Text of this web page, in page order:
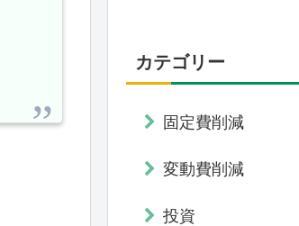
カテゴリー
固定費削減
変動費削減
投資